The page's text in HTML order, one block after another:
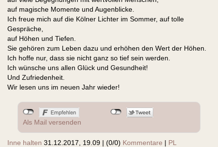
auf magische Momente und Augenblicke.
Ich freue mich auf die Kölner Lichter im Sommer, auf tolle
Gespräche,
auf Höhen und Tiefen.
Sie gehören zum Leben dazu und erhöhen den Wert der Höhen.
Ich hoffe nur, dass sie nicht ganz so tief sein werden.
Ich wünsche uns allen Glück und Gesundheit!
Und Zufriedenheit.
Wir lesen uns im neuen Jahr wieder!
Als Mail versenden
Inne halten 31.12.2017, 19.09 | (0/0) Kommentare | PL